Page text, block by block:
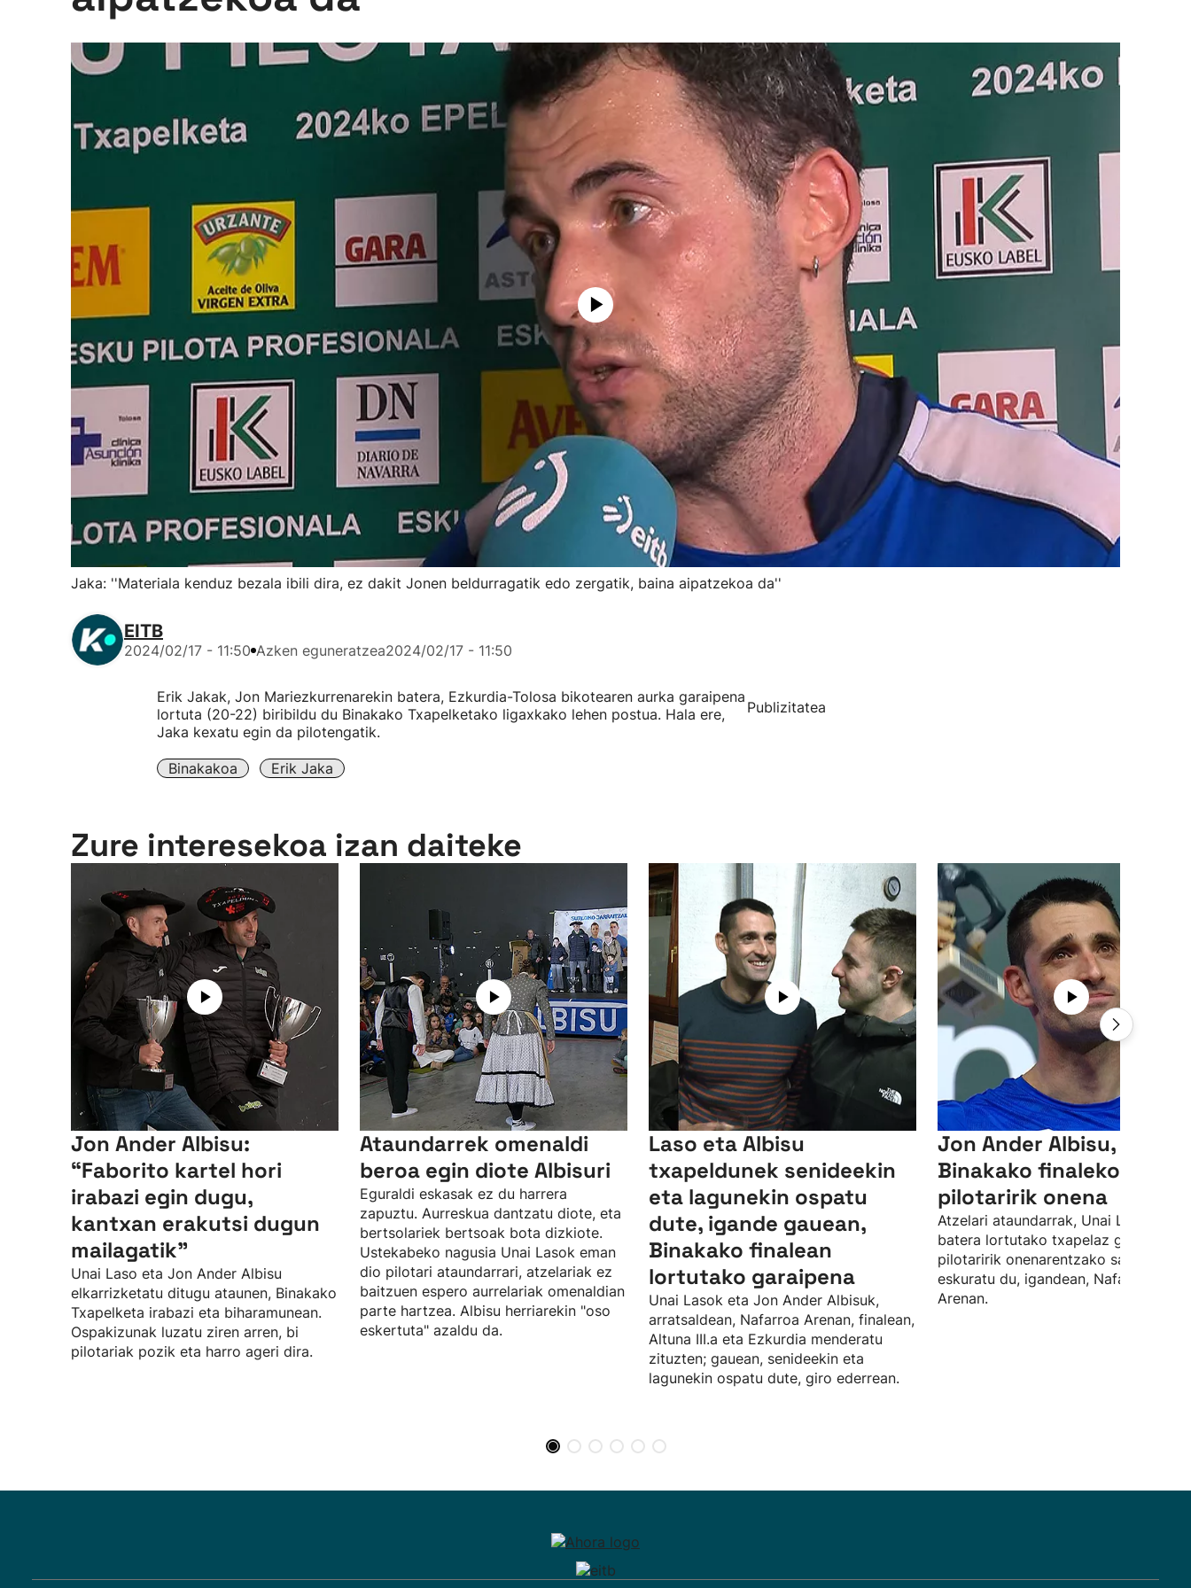
Jaka: ''Materiala kenduz bezala ibili dira, ez dakit Jonen beldurragatik edo zergatik, baina aipatzekoa da''
EITB
2024/02/17 - 11:50 Azken eguneratzea2024/02/17 - 11:50
Erik Jakak, Jon Mariezkurrenarekin batera, Ezkurdia-Tolosa bikotearen aurka garaipena
lortuta (20-22) biribildu du Binakako Txapelketako ligaxkako lehen postua. Hala ere,
Jaka kexatu egin da pilotengatik.
Binakakoa Erik Jaka
Publizitatea
Zure interesekoa izan daiteke
Jon Ander Albisu:
“Faborito kartel hori
irabazi egin dugu,
kantxan erakutsi dugun
mailagatik”
Unai Laso eta Jon Ander Albisu
elkarrizketatu ditugu ataunen, Binakako
Txapelketa irabazi eta biharamunean.
Ospakizunak luzatu ziren arren, bi
pilotariak pozik eta harro ageri dira.
Ataundarrek omenaldi
beroa egin diote Albisuri
Eguraldi eskasak ez du harrera
zapuztu. Aurreskua dantzatu diote, eta
bertsolariek bertsoak bota dizkiote.
Ustekabeko nagusia Unai Lasok eman
dio pilotari ataundarrari, atzelariak ez
baitzuen espero aurrelariak omenaldian
parte hartzea. Albisu herriarekin "oso
eskertuta" azaldu da.
Laso eta Albisu
txapeldunek senideekin
eta lagunekin ospatu
dute, igande gauean,
Binakako finalean
lortutako garaipena
Unai Lasok eta Jon Ander Albisuk,
arratsaldean, Nafarroa Arenan, finalean,
Altuna III.a eta Ezkurdia menderatu
zituzten; gauean, senideekin eta
lagunekin ospatu dute, giro ederrean.
Jon Ander Albisu,
Binakako finaleko
pilotaririk onena
Atzelari ataundarrak, Unai Lasorekin
batera lortutako txapelaz gain,
pilotaririk onenarentzako saria ere
eskuratu du, igandean, Nafarroa
Arenan.